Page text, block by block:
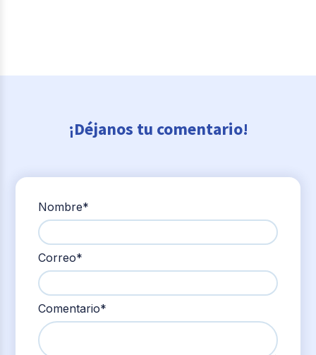
¡Déjanos tu comentario!
Nombre*
Correo*
Comentario*